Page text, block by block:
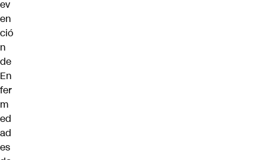
ev
en
ció
n
de
En
fer
m
ed
ad
es